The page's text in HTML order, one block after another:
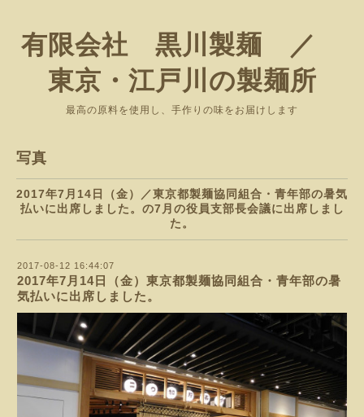
有限会社 黒川製麺 ／
東京・江戸川の製麺所
最高の原料を使用し、手作りの味をお届けします
写真
2017年7月14日（金）／東京都製麺協同組合・青年部の暑気
払いに出席しました。の7月の役員支部長会議に出席しまし
た。
2017-08-12 16:44:07
2017年7月14日（金）東京都製麺協同組合・青年部の暑
気払いに出席しました。